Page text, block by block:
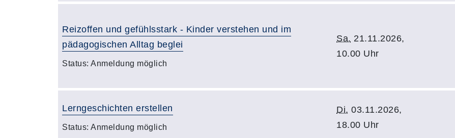
Reizoffen und gefühlsstark - Kinder verstehen und im
pädagogischen Alltag beglei
Status: Anmeldung möglich
Sa. 21.11.2026,
10.00 Uhr
Lerngeschichten erstellen
Status: Anmeldung möglich
Di. 03.11.2026,
18.00 Uhr